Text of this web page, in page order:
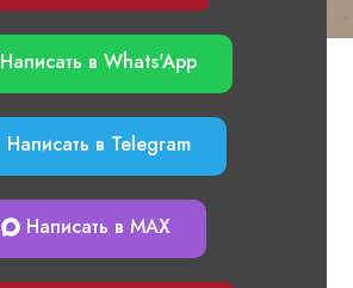
Написать в Whats'App
Написать в Telegram
Написать в МАХ